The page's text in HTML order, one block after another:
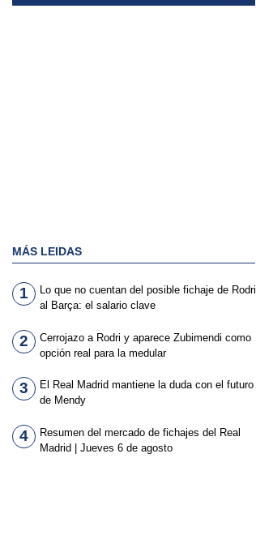
MÁS LEIDAS
1
Lo que no cuentan del posible fichaje de Rodri
al Barça: el salario clave
2
Cerrojazo a Rodri y aparece Zubimendi como
opción real para la medular
3
El Real Madrid mantiene la duda con el futuro
de Mendy
4
Resumen del mercado de fichajes del Real
Madrid | Jueves 6 de agosto